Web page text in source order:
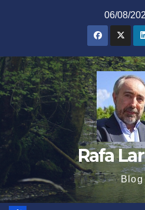
06/08/
Rafa
Blog